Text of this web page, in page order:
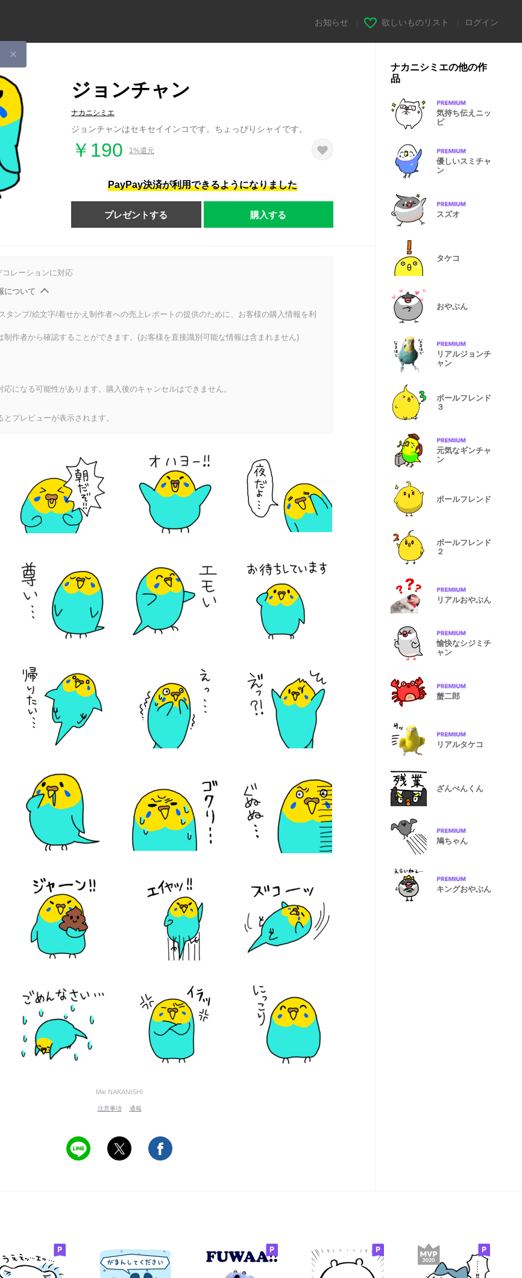
お知らせ 欲しいものリスト ログイン
ジョンチャン
ナカニシミエ
ジョンチャンはセキセイインコです。ちょっぴりシャイです。
￥190 1%還元
PayPay決済が利用できるようになりました
プレゼントする 購入する
レーションに対応
について
タンプ/絵文字/着せかえ制作者への売上レポートの提供のために、お客様の購入情報を利
制作者から確認することができます。(お客様を直接識別可能な情報は含まれません)
になる可能性があります。購入後のキャンセルはできません。
プレビューが表示されます。
Mie NAKANISHI
注意事項 通報
ナカニシミエの他の作
品
気持ち伝えニッ
ピ
優しいスミチャ
ン
スズオ
タケコ
おやぶん
リアルジョンチ
ャン
ボールフレンド
３
元気なギンチャ
ン
ボールフレンド
ボールフレンド
２
リアルおやぶん
愉快なシジミチ
ャン
蟹二郎
リアルタケコ
ざんぺんくん
鳩ちゃん
キングおやぶん